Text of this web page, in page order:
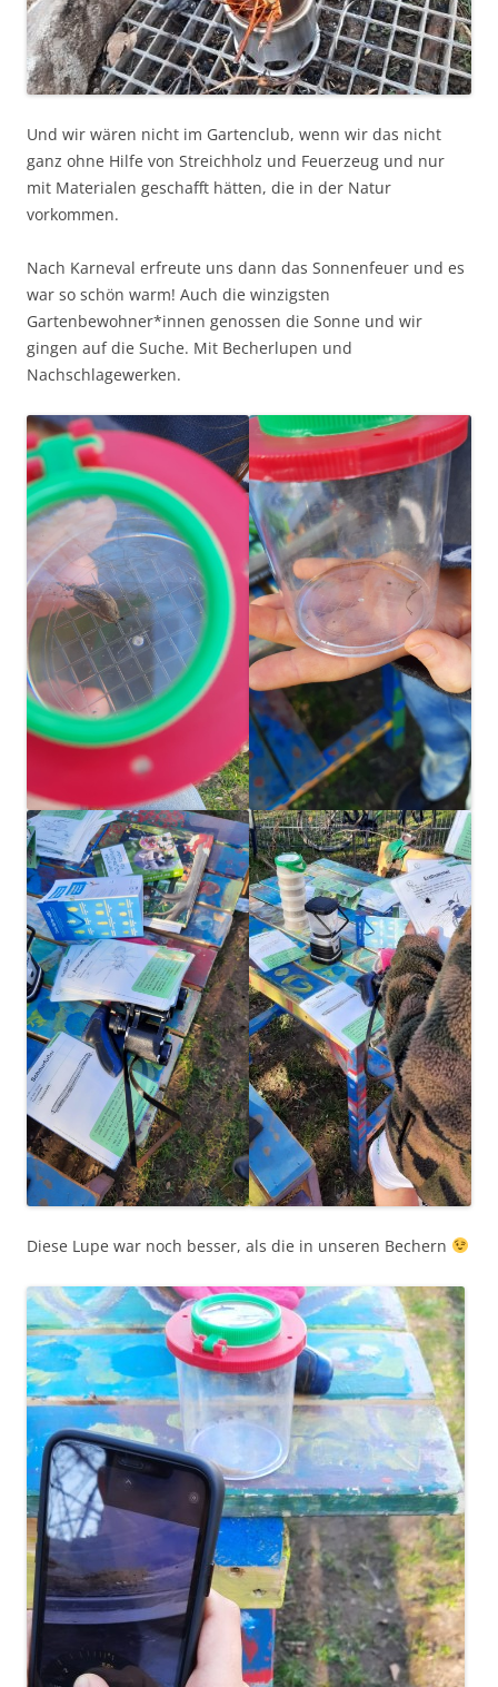
Und wir wären nicht im Gartenclub, wenn wir das nicht
ganz ohne Hilfe von Streichholz und Feuerzeug und nur
mit Materialen geschafft hätten, die in der Natur
vorkommen.
Nach Karneval erfreute uns dann das Sonnenfeuer und es
war so schön warm! Auch die winzigsten
Gartenbewohner*innen genossen die Sonne und wir
gingen auf die Suche. Mit Becherlupen und
Nachschlagewerken.
Diese Lupe war noch besser, als die in unseren Bechern